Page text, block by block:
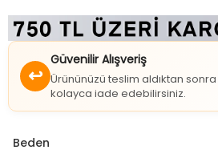
↩
Güvenilir Alışveriş
Ürününüzü teslim aldıktan sonra
kolayca iade edebilirsiniz.
Beden